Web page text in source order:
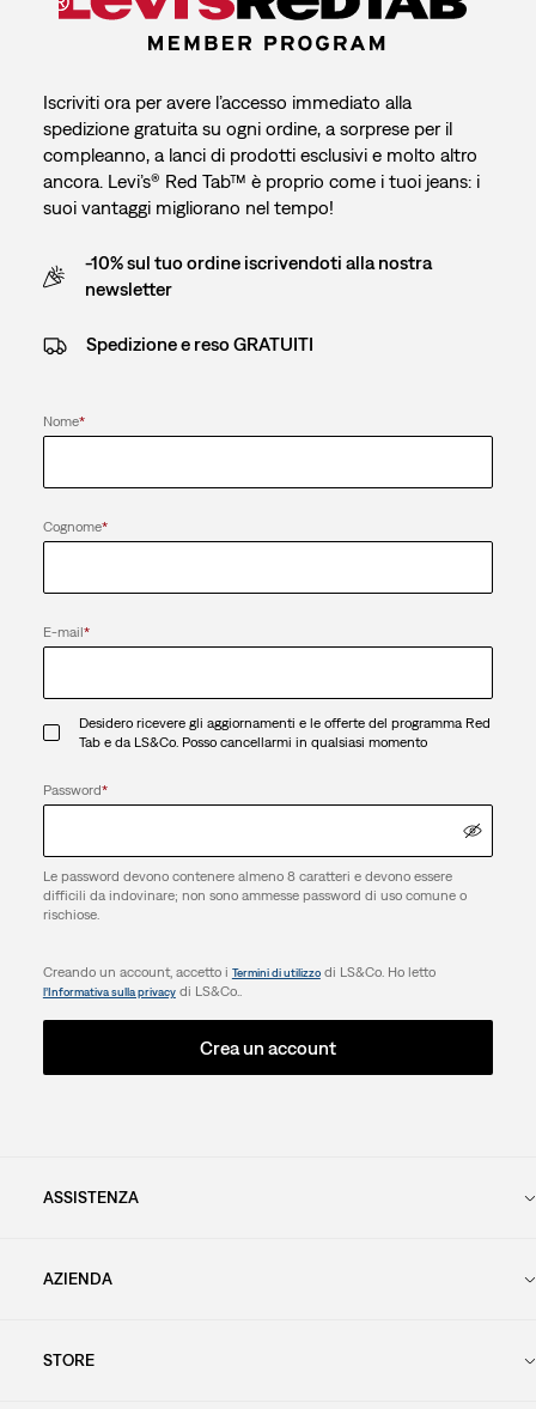
Iscriviti ora per avere l’accesso immediato alla
spedizione gratuita su ogni ordine, a sorprese per il
compleanno, a lanci di prodotti esclusivi e molto altro
ancora. Levi’s® Red Tab™ è proprio come i tuoi jeans: i
suoi vantaggi migliorano nel tempo!
-10% sul tuo ordine iscrivendoti alla nostra
newsletter
Spedizione e reso GRATUITI
Nome*
Cognome*
E-mail*
Desidero ricevere gli aggiornamenti e le offerte del programma Red
Tab e da LS&Co. Posso cancellarmi in qualsiasi momento
Password*
Le password devono contenere almeno 8 caratteri e devono essere
difficili da indovinare; non sono ammesse password di uso comune o
rischiose.
Creando un account, accetto i Termini di utilizzodi LS&Co. Ho letto
l’Informativa sulla privacydi LS&Co..
Crea un account
ASSISTENZA
AZIENDA
STORE